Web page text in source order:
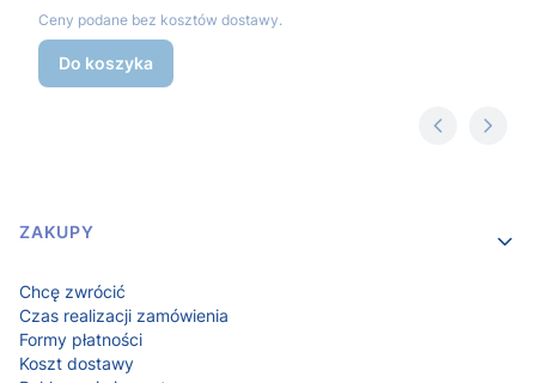
Ceny podane bez kosztów dostawy.
Do koszyka
Linki w stopce
ZAKUPY
Chcę zwrócić
Czas realizacji zamówienia
Formy płatności
Koszt dostawy